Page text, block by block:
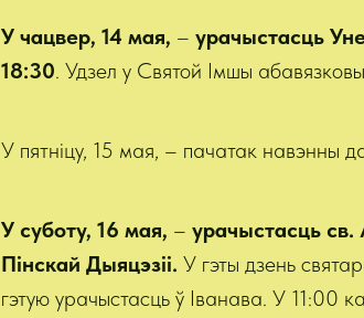
У чацвер, 14 мая, – урачыстасць
18:30. Удзел у Святой Імшы
У пятніцу, 15 мая, – пачатак навэнны
У суботу, 16 мая, – урачыстасць св.
Пінскай Дыяцэзіі. У гэты дзень
гэтую урачыстасць ў Іванава. У 11:00